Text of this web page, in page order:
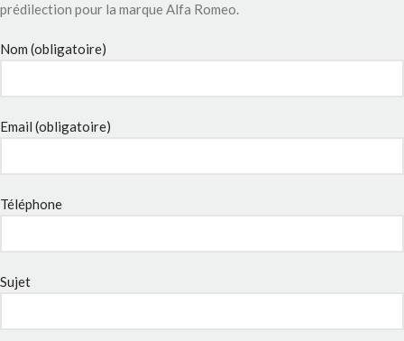
prédilection pour la marque Alfa Romeo.
Nom (obligatoire)
Email (obligatoire)
Téléphone
Sujet